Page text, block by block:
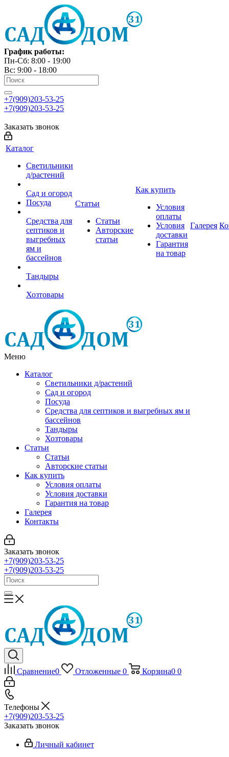
График работы:
Пн-Сб: 8:00 - 19:00
Вс: 9:00 - 18:00
+7(909)203-53-25
+7(909)203-53-25
Заказать звонок
Каталог
Светильники
д/растений
Сад и огород
Посуда
Средства для
септиков и
выгребных
ям и
бассейнов
Тандыры
Хозтовары
Статьи
Статьи
Авторские
статьи
Как купить
Условия
оплаты
Условия
доставки
Гарантия
на товар
Галерея
Меню
Каталог
Светильники д/растений
Сад и огород
Посуда
Средства для септиков и выгребных ям и
бассейнов
Тандыры
Хозтовары
Статьи
Статьи
Авторские статьи
Как купить
Условия оплаты
Условия доставки
Гарантия на товар
Галерея
Контакты
Заказать звонок
+7(909)203-53-25
+7(909)203-53-25
Сравнение0 Отложенные 0 Корзина0 0
Телефоны
+7(909)203-53-25
Заказать звонок
Личный кабинет